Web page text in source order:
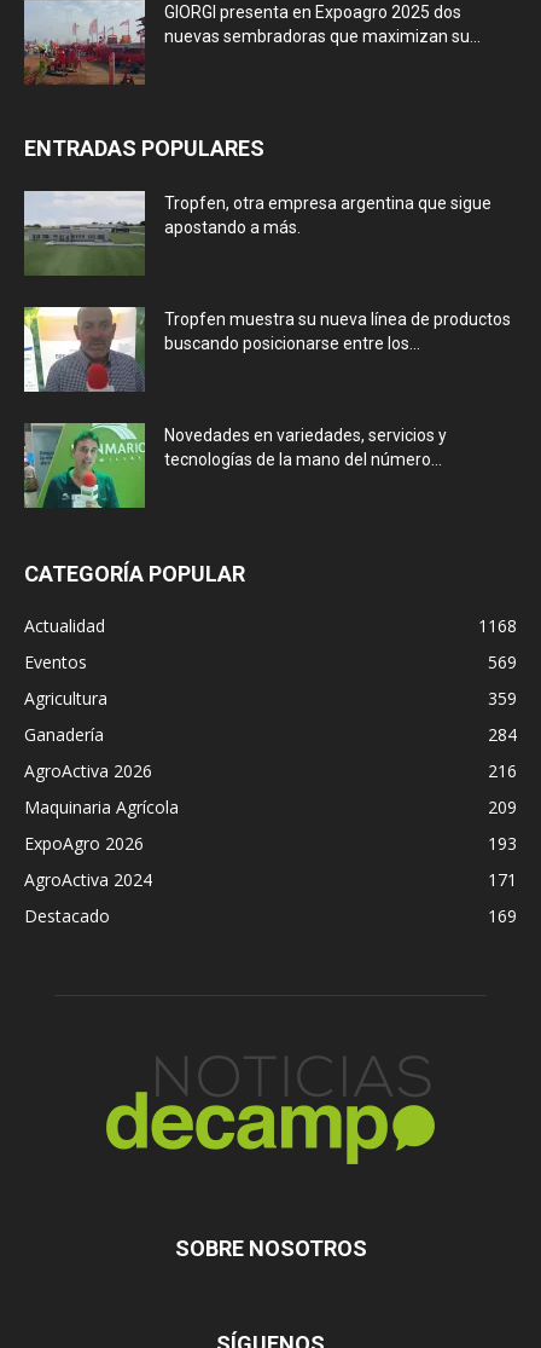
GIORGI presenta en Expoagro 2025 dos
nuevas sembradoras que maximizan su...
ENTRADAS POPULARES
Tropfen, otra empresa argentina que sigue
apostando a más.
Tropfen muestra su nueva línea de productos
buscando posicionarse entre los...
Novedades en variedades, servicios y
tecnologías de la mano del número...
CATEGORÍA POPULAR
Actualidad
1168
Eventos
569
Agricultura
359
Ganadería
284
AgroActiva 2026
216
Maquinaria Agrícola
209
ExpoAgro 2026
193
AgroActiva 2024
171
Destacado
169
SOBRE NOSOTROS